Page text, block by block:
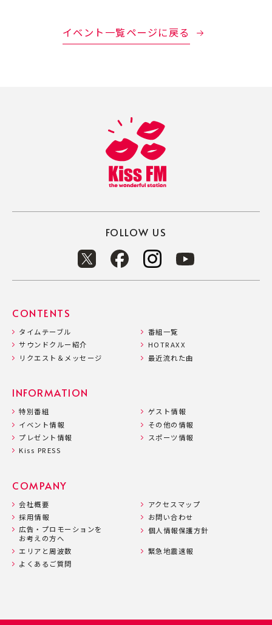
イベント一覧ページに戻る
FOLLOW US
CONTENTS
タイムテーブル
番組一覧
サウンドクルー紹介
HOTRAXX
リクエスト＆メッセージ
最近流れた曲
INFORMATION
特別番組
ゲスト情報
イベント情報
その他の情報
プレゼント情報
スポーツ情報
Kiss PRESS
COMPANY
会社概要
アクセスマップ
採用情報
お問い合わせ
広告・プロモーションを
お考えの方へ
個人情報保護方針
エリアと周波数
緊急地震速報
よくあるご質問